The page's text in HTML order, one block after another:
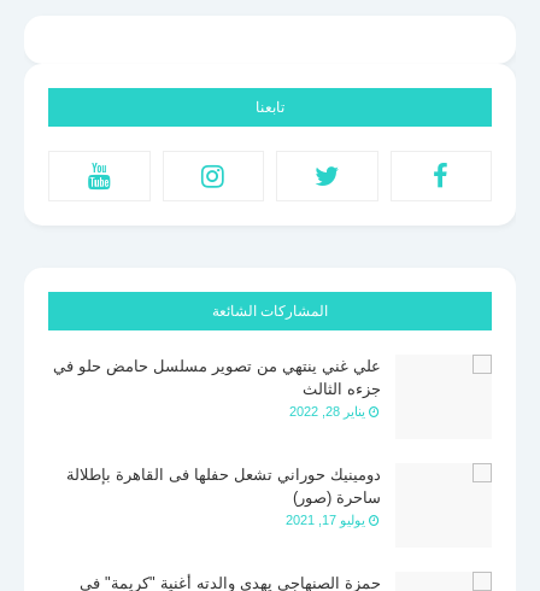
تابعنا
المشاركات الشائعة
علي غني ينتهي من تصوير مسلسل حامض حلو في
جزءه الثالث
يناير 28, 2022
دومينيك حوراني تشعل حفلها فى القاهرة بإطلالة
ساحرة (صور)
يوليو 17, 2021
حمزة الصنهاجي يهدي والدته أغنية "كريمة" في